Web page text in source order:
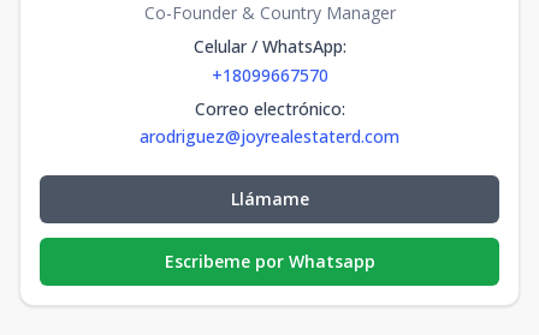
Co-Founder & Country Manager
Celular / WhatsApp:
+18099667570
Correo electrónico:
arodriguez@joyrealestaterd.com
Llámame
Escribeme por Whatsapp